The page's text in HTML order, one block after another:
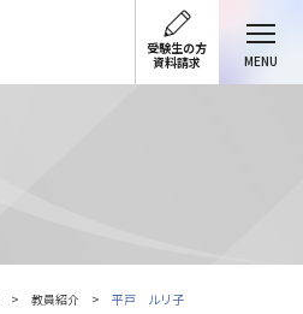
受験生の方
資料請求
MENU
教員紹介 平戸 ルリ子